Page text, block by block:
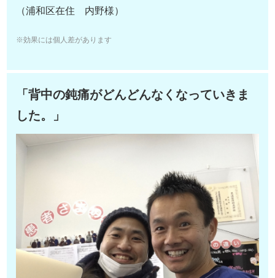
（浦和区在住 内野様）
※効果には個人差があります
「背中の鈍痛がどんどんなくなっていきま
した。」